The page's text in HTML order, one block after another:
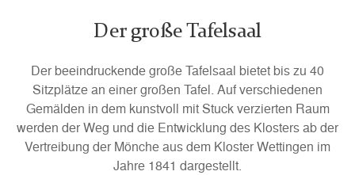
Der große Tafelsaal
Der beeindruckende große Tafelsaal bietet bis zu 40
Sitzplätze an einer großen Tafel. Auf verschiedenen
Gemälden in dem kunstvoll mit Stuck verzierten Raum
werden der Weg und die Entwicklung des Klosters ab der
Vertreibung der Mönche aus dem Kloster Wettingen im
Jahre 1841 dargestellt.